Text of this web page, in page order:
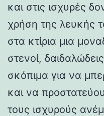
και στις ισχυρές
χρήση της λευκής
στα κτίρια μια
στενοί,
σκόπιμα για να
και να
τους ισχυρούς